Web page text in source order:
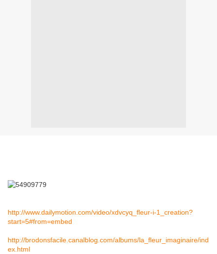
http://www.dailymotion.com/video/xdvcyq_fleur-i-1_creation?
start=5#from=embed
http://brodonsfacile.canalblog.com/albums/la_fleur_imaginaire/ind
ex.html